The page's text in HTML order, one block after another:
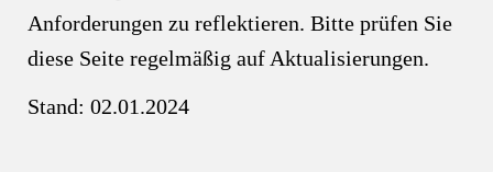
Anforderungen zu reflektieren. Bitte prüfen Sie
diese Seite regelmäßig auf Aktualisierungen.
Stand: 02.01.2024